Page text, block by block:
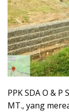
PPK SDA O & P
MT., yang